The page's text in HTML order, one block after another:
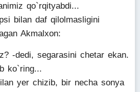
qo`rqityabdi...
bilan daf qilolmasligini
Akmalxon:
-dedi, segarasini chetar ekan.
ko`ring...
yer chizib, bir necha sonya